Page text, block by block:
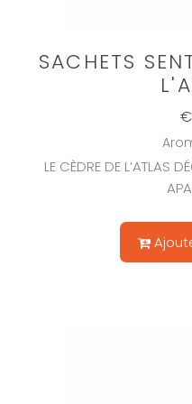
SACHETS
LE CÈDRE DE L’ATLAS